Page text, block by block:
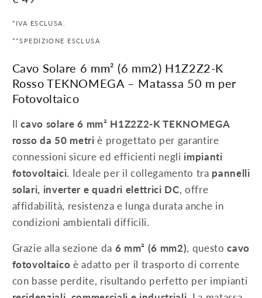
listino
*IVA ESCLUSA.
**SPEDIZIONE ESCLUSA
Cavo Solare 6 mm² (6 mm2) H1Z2Z2-K
Rosso TEKNOMEGA – Matassa 50 m per
Fotovoltaico
Ilcavo solare 6 mm² H1Z2Z2-K TEKNOMEGA
rosso da 50 metri è progettato per garantire
connessioni sicure ed efficienti negli impianti
fotovoltaici. Ideale per il collegamento tra pannelli
solari, inverter e quadri elettrici DC, offre
affidabilità, resistenza e lunga durata anche in
condizioni ambientali difficili.
Grazie alla sezione da 6 mm² (6 mm2), questocavo
fotovoltaico è adatto per il trasporto di corrente
con basse perdite, risultando perfetto per impianti